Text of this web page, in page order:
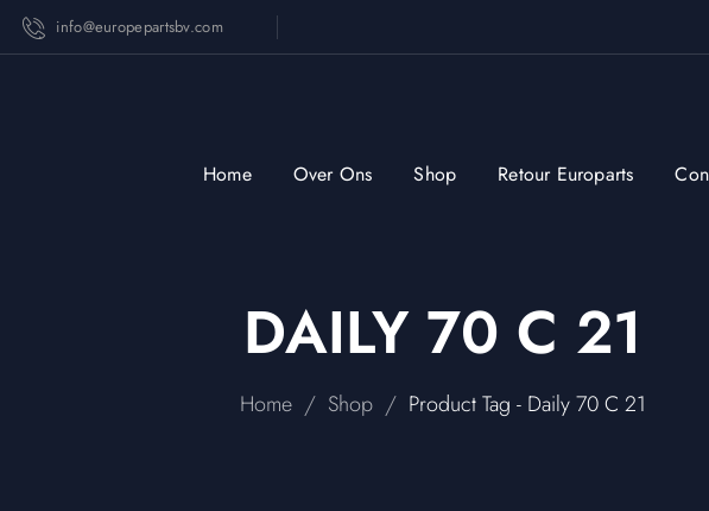
info@europepartsbv.com
Home Over Ons Shop Retour Europarts
DAILY 70 C 21
Home / Shop / Product Tag - Daily 70 C 21